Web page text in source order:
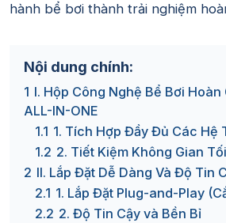
hành bể bơi thành trải nghiệm
Nội dung chính:
1 I. Hộp Công Nghệ Bể Bơi Hoàn
ALL-IN-ONE
1.1 1. Tích Hợp Đầy Đủ Các Hệ
1.2 2. Tiết Kiệm Không Gian
2 II. Lắp Đặt Dễ Dàng Và Độ Tin
2.1 1. Lắp Đặt Plug-and-Play
2.2 2. Độ Tin Cậy và Bền Bỉ